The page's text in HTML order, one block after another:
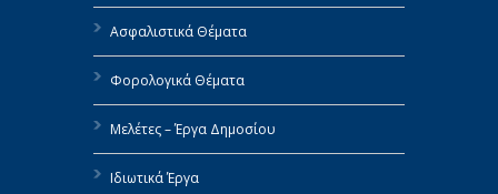
Ασφαλιστικά Θέματα
Φορολογικά Θέματα
Μελέτες – Έργα Δημοσίου
Ιδιωτικά Έργα